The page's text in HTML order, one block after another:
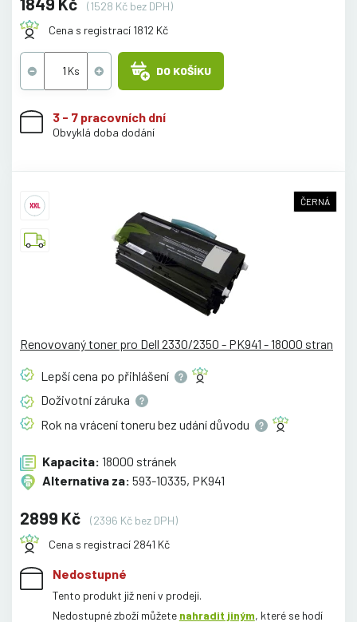
(1528 Kč bez DPH)
Cena s registrací 1812 Kč
DO KOŠÍKU
3 - 7 pracovních dní
Obvyklá doba dodání
ČERNÁ
Renovovaný toner pro Dell 2330/2350 - PK941 - 18000 stran
Lepší cena po přihlášení
Doživotní záruka
Rok na vrácení toneru bez udánídůvodu
Kapacita: 18000 stránek
Alternativa za: 593-10335, PK941
2899 Kč
(2396 Kč bez DPH)
Cena s registrací 2841 Kč
Nedostupné
Tento produkt již není v prodeji.
Nedostupné zboží můžete nahradit jiným, které se hodí